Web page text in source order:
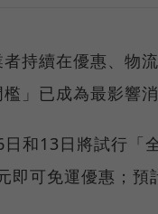
持續在優惠、物
」已成為最影響
和13日將試行「
即可免運優惠；